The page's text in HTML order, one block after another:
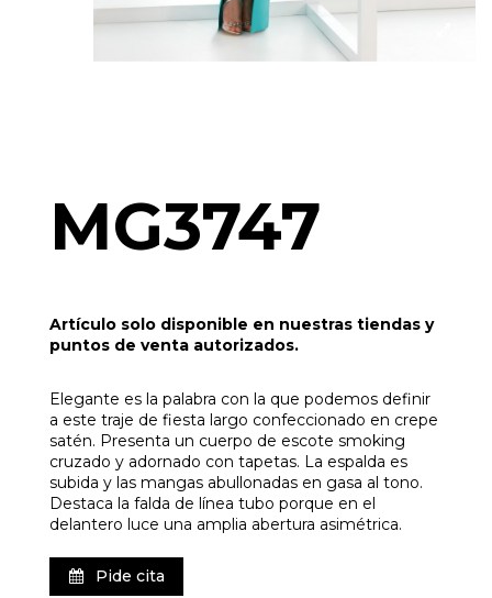
MG3747
Artículo solo disponible en nuestras tiendas y
puntos de venta autorizados.
Elegante es la palabra con la que podemos definir
a este traje de fiesta largo confeccionado en crepe
satén. Presenta un cuerpo de escote smoking
cruzado y adornado con tapetas. La espalda es
subida y las mangas abullonadas en gasa al tono.
Destaca la falda de línea tubo porque en el
delantero luce una amplia abertura asimétrica.
Pide cita